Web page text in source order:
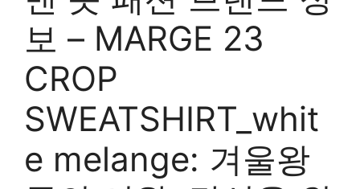
보 – MARGE 23
CROP
SWEATSHIRT_whit
e melange: 겨울왕